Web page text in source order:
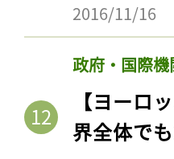
2016/11/16
政府・国際機
【ヨーロ
界全体で